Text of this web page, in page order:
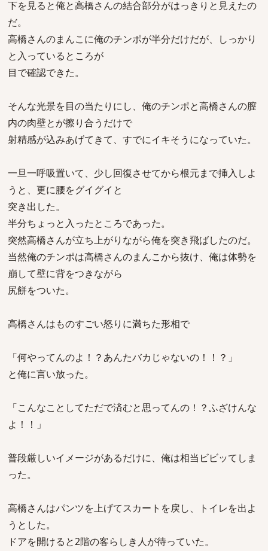
下を見ると俺と高橋さんの結合部分がはっきりと見えたの
だ。
高橋さんのまんこに俺のチンポが半分だけだが、しっかり
と入っているところが
目で確認できた。
そんな光景を目の当たりにし、俺のチンポと高橋さんの膣
内の肉壁とが擦り合うだけで
射精感が込みあげてきて、すでにイキそうになっていた。
一旦一呼吸置いて、少し回復させてから根元まで挿入しよ
うと、更に腰をグイグイと
突き出した。
半分ちょっと入ったところであった。
突然高橋さんが立ち上がりながら俺を突き飛ばしたのだ。
当然俺のチンポは高橋さんのまんこから抜け、俺は体勢を
崩して壁に背をつきながら
尻餅をついた。
高橋さんはものすごい怒りに満ちた形相で
「何やってんのよ！？あんたバカじゃないの！！？」
と俺に言い放った。
「こんなことしてただで済むと思ってんの！？ふざけんな
よ！！」
普段厳しいイメージがあるだけに、俺は相当ビビッてしま
った。
高橋さんはパンツを上げてスカートを戻し、トイレを出よ
うとした。
ドアを開けると2階の客らしき人が待っていた。